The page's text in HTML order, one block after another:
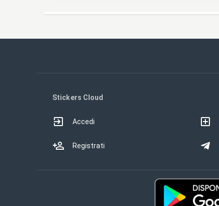
Stickers Cloud
Accedi
Registrati